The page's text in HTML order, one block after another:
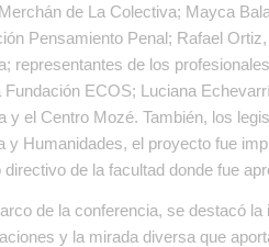
de La Colectiva; Mayca
Pensamiento Penal; Rafael
representantes de los
Fundación ECOS; Luciana
y el Centro Mozé. También, los
y Humanidades, el proyecto fue
directivo de la facultad donde fue
de la conferencia, se destacó
y la mirada diversa que